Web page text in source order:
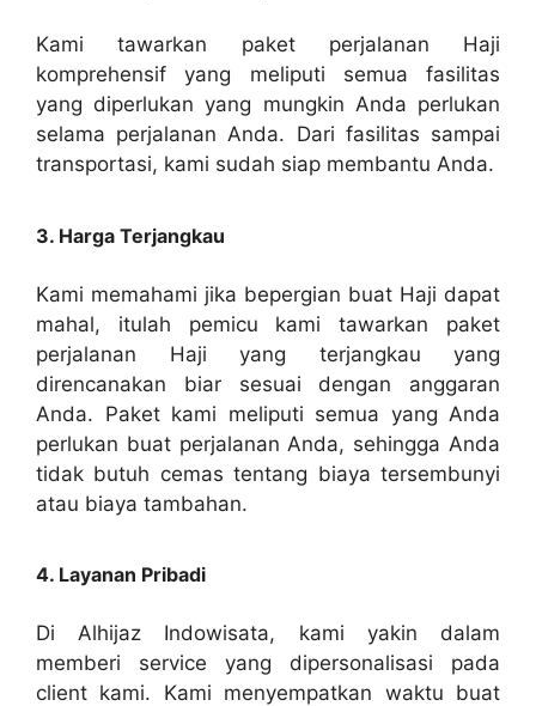
Kami tawarkan paket perjalanan Haji
komprehensif yang meliputi semua fasilitas
yang diperlukan yang mungkin Anda perlukan
selama perjalanan Anda. Dari fasilitas sampai
transportasi, kami sudah siap membantu Anda.
3. Harga Terjangkau
Kami memahami jika bepergian buat Haji dapat
mahal, itulah pemicu kami tawarkan paket
perjalanan Haji yang terjangkau yang
direncanakan biar sesuai dengan anggaran
Anda. Paket kami meliputi semua yang Anda
perlukan buat perjalanan Anda, sehingga Anda
tidak butuh cemas tentang biaya tersembunyi
atau biaya tambahan.
4. Layanan Pribadi
Di Alhijaz Indowisata, kami yakin dalam
memberi service yang dipersonalisasi pada
client kami. Kami menyempatkan waktu buat